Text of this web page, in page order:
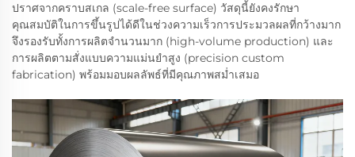
ปราศจากคราบสเกล (scale-free surface) วัสดุนี้ยังคงรักษา
คุณสมบัติในการขึ้นรูปได้ดีในช่วงความเร็วการประมวลผลที่กว้างมาก
จึงรองรับทั้งการผลิตจำนวนมาก (high-volume production) และ
การผลิตตามสั่งแบบความแม่นยำสูง (precision custom
fabrication) พร้อมมอบผลลัพธ์ที่มีคุณภาพสม่ำเสมอ